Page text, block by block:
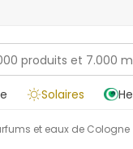
Solaires
et eaux de Cologne